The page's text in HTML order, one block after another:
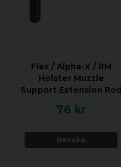
Flex / Alpha-X / RM
Holster Muzzle
Support Extension Rod
76 kr
Bevaka